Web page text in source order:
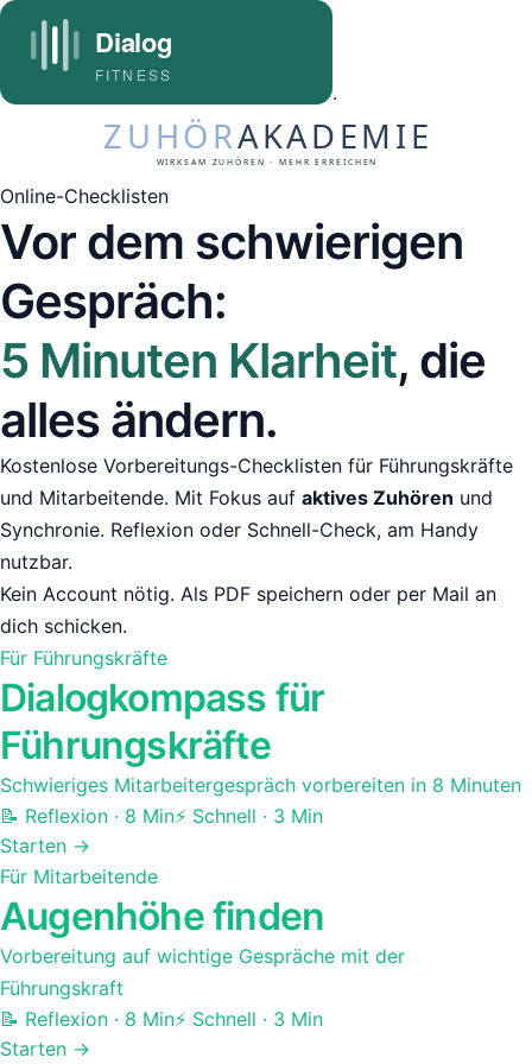
·
Online-Checklisten
Vor dem schwierigen
Gespräch:
5 Minuten Klarheit, die
alles ändern.
Kostenlose Vorbereitungs-Checklisten für Führungskräfte
und Mitarbeitende. Mit Fokus auf aktives Zuhören und
Synchronie. Reflexion oder Schnell-Check, am Handy
nutzbar.
Kein Account nötig. Als PDF speichern oder per Mail an
dich schicken.
Für Führungskräfte
Dialogkompass für
Führungskräfte
Schwieriges Mitarbeitergespräch vorbereiten in 8 Minuten
📝 Reflexion · 8 Min⚡ Schnell · 3 Min
Starten →
Für Mitarbeitende
Augenhöhe finden
Vorbereitung auf wichtige Gespräche mit der
Führungskraft
📝 Reflexion · 8 Min⚡ Schnell · 3 Min
Starten →